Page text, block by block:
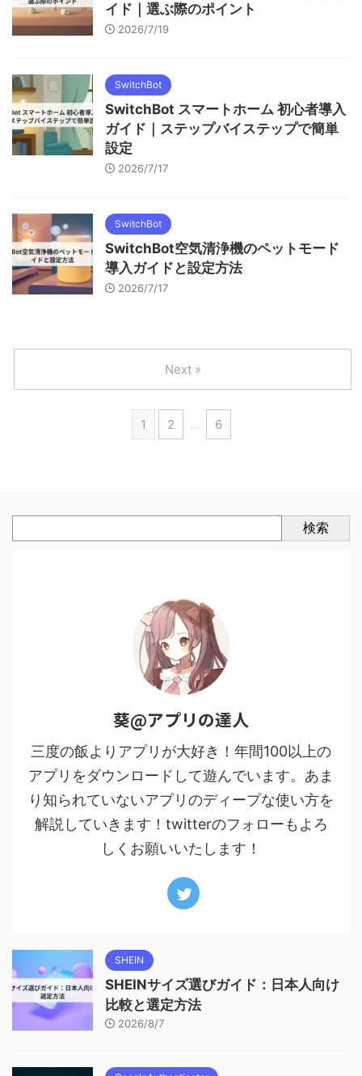
イド｜選ぶ際のポイント
2026/7/19
SwitchBot
SwitchBot スマートホーム 初心者導入
ガイド｜ステップバイステップで簡単
設定
2026/7/17
SwitchBot
SwitchBot空気清浄機のペットモード
導入ガイドと設定方法
2026/7/17
1 2 … 6
Next »
検索
葵@アプリの達人
三度の飯よりアプリが大好き！年間100以上の
アプリをダウンロードして遊んでいます。あま
り知られていないアプリのディープな使い方を
解説していきます！twitterのフォローもよろ
しくお願いいたします！
SHEIN
SHEINサイズ選びガイド：日本人向け
比較と選定方法
2026/8/7